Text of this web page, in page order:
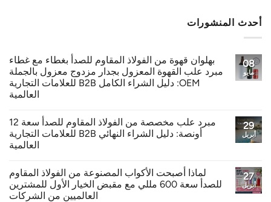
أحدث المنشورات
08
مايو
بهلوان قهوة من الفولاذ المقاوم للصدأ بغطاء مع غطاء
مبرد علب القهوة المعزول بجدار مزدوج معزول بالجملة
OEM: دليل الشراء الكامل B2B للعلامات التجارية
العالمية
29
أبريل
مبرد علب مخصصة من الفولاذ المقاوم للصدأ سعة 12
أونصة: دليل الشراء النهائي B2B للعلامات التجارية
العالمية
27
أبريل
لماذا أصبحت الأكواب المصنوعة من الفولاذ المقاوم
للصدأ سعة 600 مللي مع مقبض الخيار الأول للمشترين
العالميين من الشركات